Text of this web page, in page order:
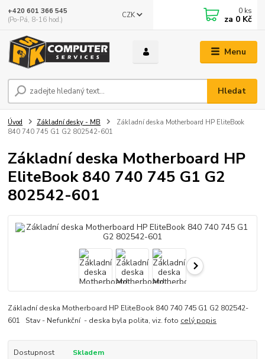
Menu
CZK
Hledat
+420 601 366 545
(Po-Pá, 8-16 hod.)
0 ks
za 0 Kč
Úvod Základní desky - MB
Základní deska Motherboard HP EliteBook
840 740 745 G1 G2 802542-601
Základní deska Motherboard HP
EliteBook 840 740 745 G1 G2
802542-601
Základní deska Motherboard HP EliteBook 840 740 745 G1 G2 802542-
601 Stav - Nefunkční - deska byla polita, viz. foto celý popis
Dostupnost Skladem